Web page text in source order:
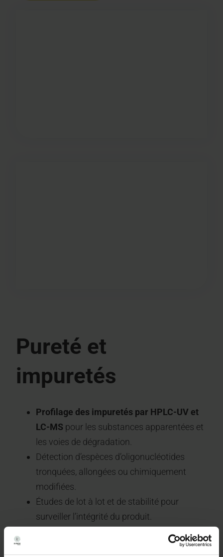
Pureté et
impuretés
Profilage des impuretés par HPLC-UV et
LC-MS pour les substances apparentées et
les voies de dégradation.
Détection d’espèces d’oligonucléotides
tronquées, allongées ou chimiquement
modifiées.
Études de lot à lot et de stabilité pour
surveiller l’intégrité du produit.